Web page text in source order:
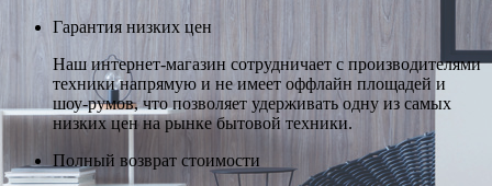
Гарантия низких цен
Наш интернет-магазин сотрудничает с производителями
техники напрямую и не имеет оффлайн площадей и
шоу-румов, что позволяет удерживать одну из самых
низких цен на рынке бытовой техники.
Полный возврат стоимости